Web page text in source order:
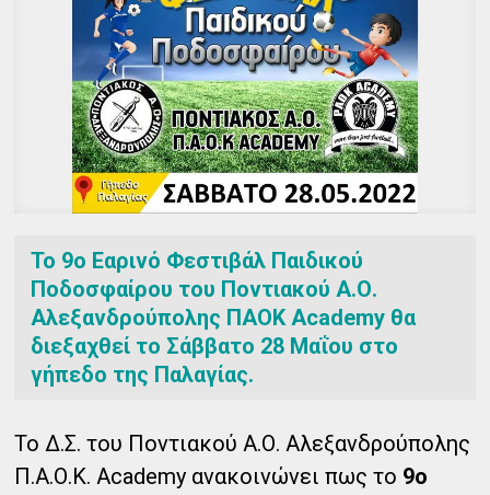
Το 9ο Εαρινό Φεστιβάλ Παιδικού
Ποδοσφαίρου του Ποντιακού Α.Ο.
Αλεξανδρούπολης ΠΑΟΚ Academy θα
διεξαχθεί το Σάββατο 28 Μαΐου στο
γήπεδο της Παλαγίας.
Το Δ.Σ. του Ποντιακού Α.Ο. Αλεξανδρούπολης
Π.Α.Ο.Κ. Academy ανακοινώνει πως το 9ο